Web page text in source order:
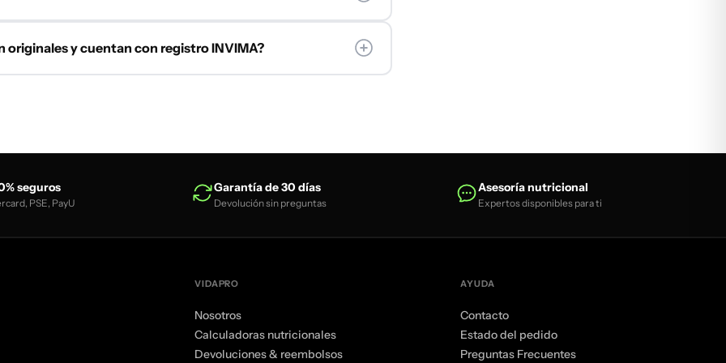
la orden.
originales y cuentan con registro INVIMA?
seguros
PSE, PayU
Garantía de 30 días
Devolución sin preguntas
Asesoría nutricional
Expertos disponibles para ti
VIDAPRO
Nosotros
Calculadoras nutricionales
Devoluciones & reembolsos
AYUDA
Contacto
Estado del pedido
Preguntas Frecuentes